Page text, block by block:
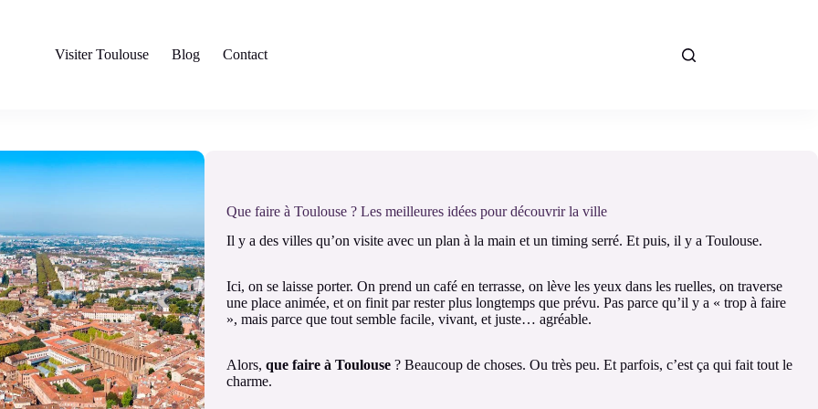
Visiter Toulouse
Blog Contact
Que faire à Toulouse ? Les meilleures idées pour découvrir la ville
Il y a des villes qu’on visite avec un plan à la main et un timing serré. Et puis, il y a Toulouse.
Ici, on se laisse porter. On prend un café en terrasse, on lève les yeux dans les ruelles, on traverse
une place animée, et on finit par rester plus longtemps que prévu. Pas parce qu’il y a « trop à faire
», mais parce que tout semble facile, vivant, et juste… agréable.
Alors, que faire à Toulouse ? Beaucoup de choses. Ou très peu. Et parfois, c’est ça qui fait tout le
charme.